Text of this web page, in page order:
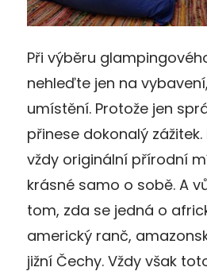
Při výběru
nehleďte jen na
umístění. Protože jen
přinese dokonalý
vždy originální přírodní
krásné samo o sobě. A
tom, zda se jedná o
americký ranč,
jižní Čechy. Vždy však